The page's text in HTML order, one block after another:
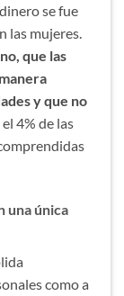
se fue
las mujeres.
que las
y que no
el 4% de las
una única
como a